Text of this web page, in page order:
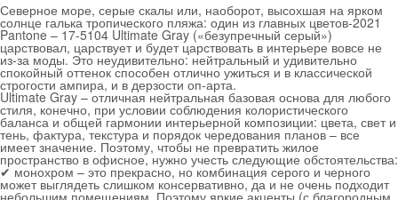
Северное море, серые скалы или, наоборот, высохшая на ярком
солнце галька тропического пляжа: один из главных цветов-2021
Pantone – 17-5104 Ultimate Gray («безупречный серый»)
царствовал, царствует и будет царствовать в интерьере вовсе не
из-за моды. Это неудивительно: нейтральный и удивительно
спокойный оттенок способен отлично ужиться и в классической
строгости ампира, и в дерзости оп-арта.
Ultimate Gray – отличная нейтральная базовая основа для любого
стиля, конечно, при условии соблюдения колористического
баланса и общей гармонии интерьерной композиции: цвета, свет и
тень, фактура, текстура и порядок чередования планов – все
имеет значение. Поэтому, чтобы не превратить жилое
пространство в офисное, нужно учесть следующие обстоятельства:
✔ монохром – это прекрасно, но комбинация серого и черного
может выглядеть слишком консервативно, да и не очень подходит
небольшим помещениям. Поэтому яркие акценты (с благородным